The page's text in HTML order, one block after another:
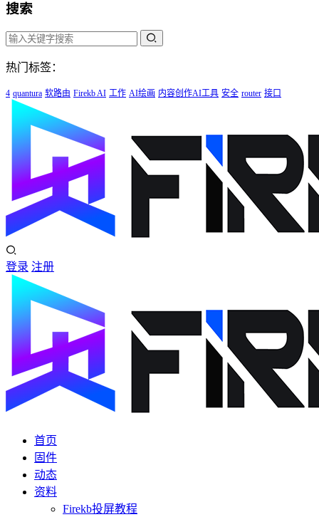
搜索
热门标签：
4 quantura 软路由 Firekb AI 工作 AI绘画 内容创作AI工具 安全 router 接口
登录 注册
首页
固件
动态
资料
Firekb投屏教程